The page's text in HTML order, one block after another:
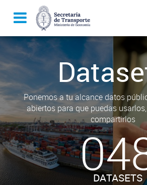
Ponemos a tu alcance datos
abiertos para que puedas
compartirlos
DATASETS